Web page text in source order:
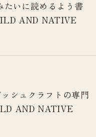
たいに読めるよう書
AND NATIVE
シュクラフトの専門
AND NATIVE